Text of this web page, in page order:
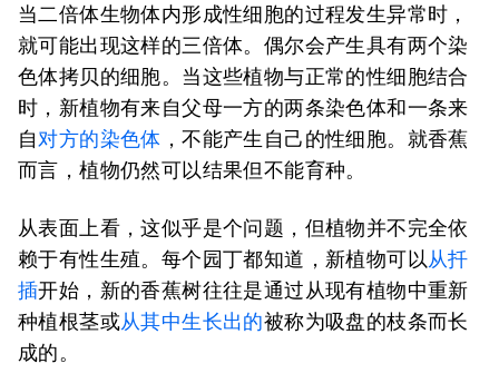
当二倍体生物体内形成性细胞的过程发生异常时，
就可能出现这样的三倍体。偶尔会产生具有两个染
色体拷贝的细胞。当这些植物与正常的性细胞结合
时，新植物有来自父母一方的两条染色体和一条来
自对方的染色体 ，不能产生自己的性细胞。就香蕉
而言，植物仍然可以结果但不能育种。
从表面上看，这似乎是个问题，但植物并不完全依
赖于有性生殖。每个园丁都知道，新植物可以从扦
插开始，新的香蕉树往往是通过从现有植物中重新
种植根茎或从其中生长出的被称为吸盘的枝条而长
成的。